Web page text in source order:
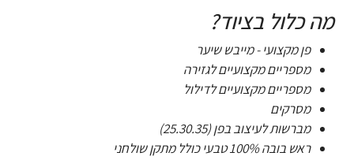
מה כלול בציוד?
פן מקצועי - מייבש שיער
מספריים מקצועיים לגזירה
מספריים מקצועיים לדילול
מסרקים
מברשות לעיצוב בפן (25.30.35)
ראש בובה 100% טבעי כולל מתקן שולחני